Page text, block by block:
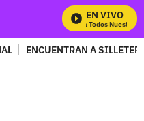
EN VIVO
Mira Todos Nuestros
ENCUENTRAN A